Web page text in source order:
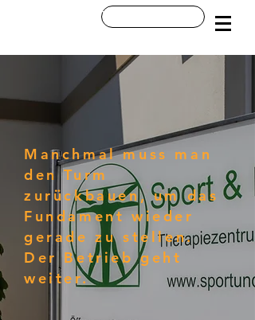
Termin buchen
Manchmal muss man
den Turm
zurückbauen, um das
Fundament wieder
gerade zu stellen.
Der Betrieb geht
weiter.